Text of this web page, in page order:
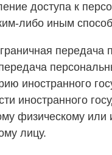
доступа к
либо иным
передача
иностранного
иностранного
физическому или
лицу.